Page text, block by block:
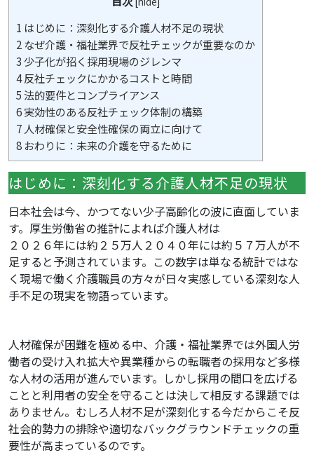
1 はじめに：深刻化する介護人材不足の現状
2なぜ介護・福祉業界で反社チェックが重要なのか
3少子化が招く採用現場のジレンマ
4反社チェックにかかるコストと時間
5法的要件とコンプライアンス
6実効性のある反社チェック体制の構築
7 人材確保と安全性確保の両立に向けて
8 おわりに：未来の介護を守るために
はじめに：深刻化する介護人材不足の現状
日本社会は今、かつてない少子高齢化の波に直面していま
す。厚生労働省の推計によれば介護人材は
２０２６年には約２５万人２０４０年には約５７万人が不
足すると予測されています。この数字は単なる統計ではな
く現場で働く介護職員の方々が日々実感している深刻な人
手不足の現実を物語っています。
人材確保が困難を極める中、介護・福祉業界では外国人労
働者の受け入れ拡大や異業種からの転職者の採用など多様
な人材の活用が進んでいます。しかし採用の間口を広げる
ことと利用者の安全を守ることは決して相反する課題では
ありません。むしろ人材不足が深刻化する今だからこそ反
社会的勢力の排除や適切なバックグラウンドチェックの重
要性が高まっているのです。